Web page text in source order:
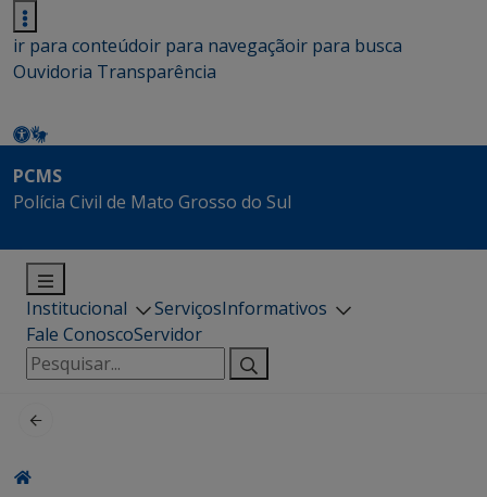
ir para conteúdoir para navegaçãoir para busca
Ouvidoria Transparência
PCMS
Polícia Civil de Mato Grosso do Sul
Institucional ServiçosInformativos
Fale ConoscoServidor
Pesquisar
por: